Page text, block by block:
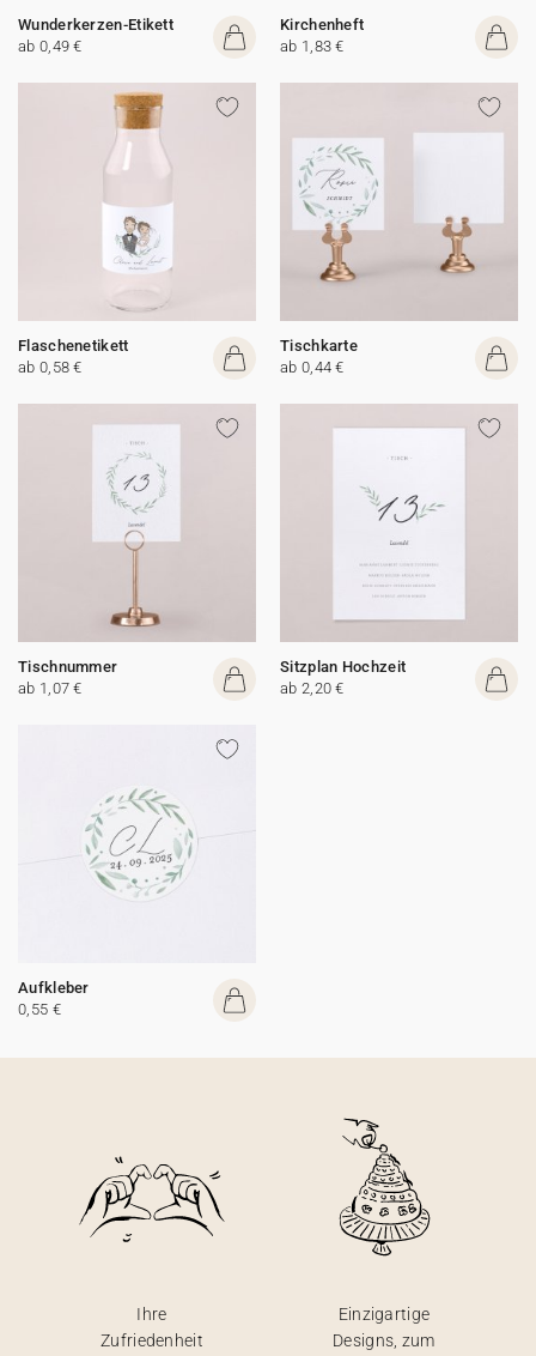
Wunderkerzen-Etikett
ab 0,49 €
Kirchenheft
ab 1,83 €
Flaschenetikett
ab 0,58 €
Tischkarte
ab 0,44 €
Tischnummer
ab 1,07 €
Sitzplan Hochzeit
ab 2,20 €
Aufkleber
0,55 €
Ihre
Zufriedenheit
Einzigartige
Designs, zum